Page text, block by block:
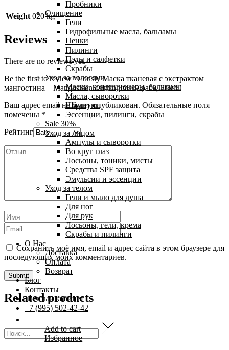
Пробники
Очищение
Гели
Гидрофильные масла, бальзамы
Пенки
Пилинги
Пэды и салфетки
Скрабы
Уход за волосами
Маски, кондиционеры, бальзамы
Масла, сыворотки
Шампуни
Эссенции, пилинги, скрабы
Sale 30%
Уход за лицом
Ампулы и сыворотки
Во круг глаз
Лосьоны, тоники, мисты
Средства SPF защита
Эмульсии и эссенции
Уход за телом
Гели и мыло для душа
Для ног
Для рук
Лосьоны, гели, крема
Скрабы и пилинги
О Нас
Доставка
Оплата
Возврат
Блог
Контакты
Личный кабинет
+7 (995) 502-42-42
Weight 020 kg
Reviews
There are no reviews yet.
Be the first to review “Consly Маска тканевая с экстрактом
мангостина – Mangosteen calming mask pack, 20мл”
Ваш адрес email не будет опубликован. Обязательные поля
помечены *
Рейтинг
Сохранить моё имя, email и адрес сайта в этом браузере для
последующих моих комментариев.
Related products
Add to cart
Избранное